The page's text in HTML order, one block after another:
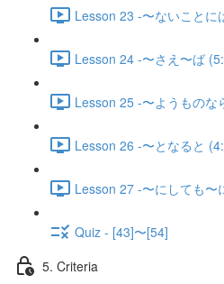
Lesson 23 -〜ないことに
Lesson 24 -〜さえ〜ば
Lesson 25 -〜ようものな
Lesson 26 -〜となると
Lesson 27 -〜にしても〜
Quiz - [43]〜[54]
5. Criteria